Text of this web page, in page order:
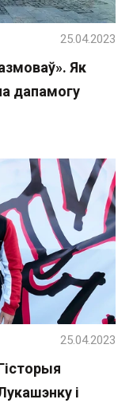
Як
дапамогу
25.04.2023
і
25.04.2023